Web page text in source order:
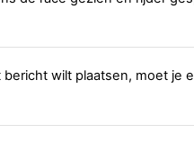
wilt plaatsen, moet je